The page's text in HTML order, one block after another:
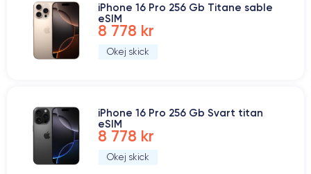
iPhone 16 Pro 256 Gb Titane sable
eSIM
8 778 kr
Okej skick
iPhone 16 Pro 256 Gb Svart titan
eSIM
8 778 kr
Okej skick